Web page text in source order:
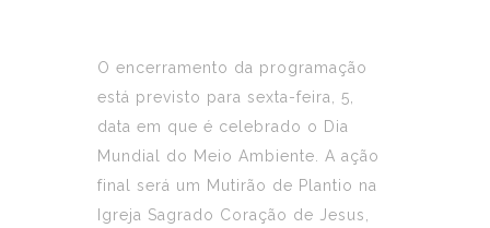
O encerramento da programação
está previsto para sexta-feira, 5,
data em que é celebrado o Dia
Mundial do Meio Ambiente. A ação
final será um Mutirão de Plantio na
Igreja Sagrado Coração de Jesus,